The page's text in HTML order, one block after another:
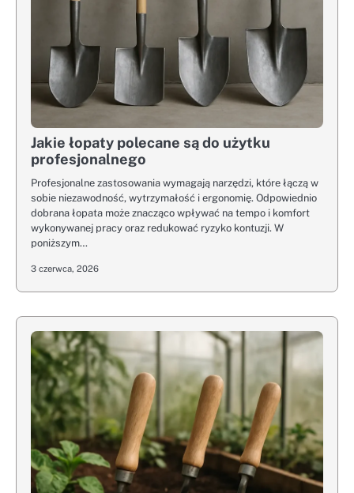
Jakie łopaty polecane są do użytku
profesjonalnego
Profesjonalne zastosowania wymagają narzędzi, które łączą w
sobie niezawodność, wytrzymałość i ergonomię. Odpowiednio
dobrana łopata może znacząco wpływać na tempo i komfort
wykonywanej pracy oraz redukować ryzyko kontuzji. W
poniższym…
3 czerwca, 2026